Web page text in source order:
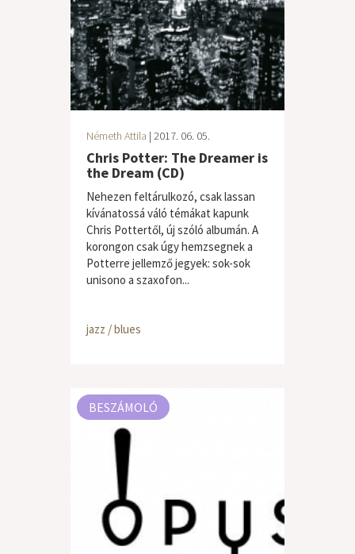
Németh Attila | 2017. 06. 05.
Chris Potter: The Dreamer is
the Dream (CD)
Nehezen feltárulkozó, csak lassan
kívánatossá váló témákat kapunk
Chris Pottertől, új szóló albumán. A
korongon csak úgy hemzsegnek a
Potterre jellemző jegyek: sok-sok
unisono a szaxofon...
jazz / blues
BESZÁMOLÓ